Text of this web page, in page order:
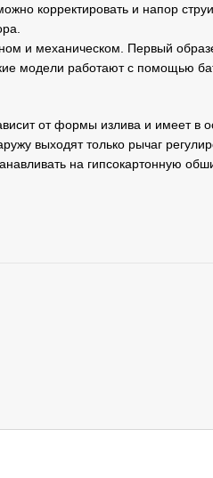
корректировать и напор
и механическом. Первый
модели работают с помощью
от формы излива и имеет в
выходят только рычаг
на гипсокартонную